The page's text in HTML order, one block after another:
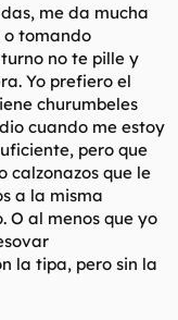
me da mucha
o tomando
no te pille y
Yo prefiero el
churumbeles
cuando me estoy
pero que
calzonazos que le
a la misma
O al menos que yo
la tipa, pero sin la